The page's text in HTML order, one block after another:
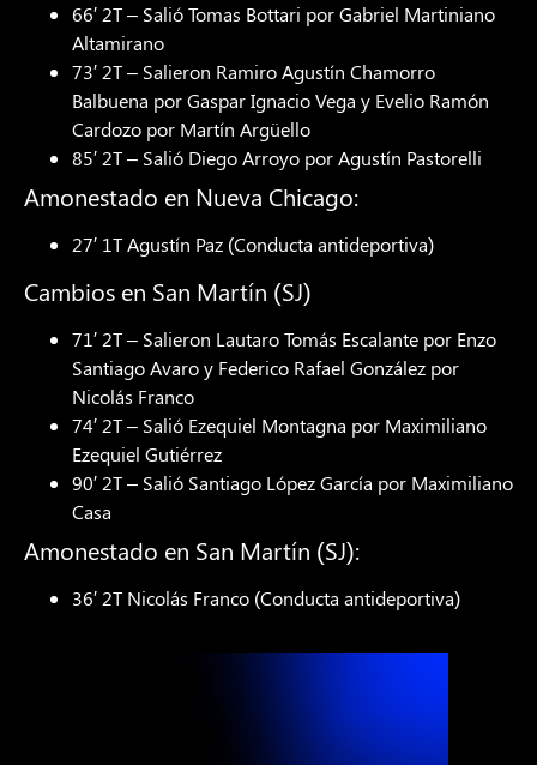
66′ 2T – Salió Tomas Bottari por Gabriel Martiniano
Altamirano
73′ 2T – Salieron Ramiro Agustín Chamorro
Balbuena por Gaspar Ignacio Vega y Evelio Ramón
Cardozo por Martín Argüello
85′ 2T – Salió Diego Arroyo por Agustín Pastorelli
Amonestado en Nueva Chicago:
27′ 1T Agustín Paz (Conducta antideportiva)
Cambios en San Martín (SJ)
71′ 2T – Salieron Lautaro Tomás Escalante por Enzo
Santiago Avaro y Federico Rafael González por
Nicolás Franco
74′ 2T – Salió Ezequiel Montagna por Maximiliano
Ezequiel Gutiérrez
90′ 2T – Salió Santiago López García por Maximiliano
Casa
Amonestado en San Martín (SJ):
36′ 2T Nicolás Franco (Conducta antideportiva)